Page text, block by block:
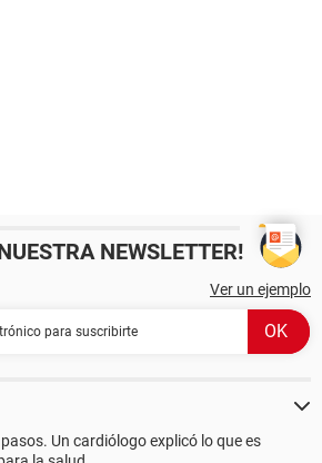
NEWSLETTER!
Ver un ejemplo
Un cardiólogo explicó lo que es